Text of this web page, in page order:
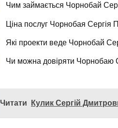
Чим займається Чорнобай
Ціна послуг Чорнобая Сергія
Які проекти веде Чорнобай
Чи можна довіряти Чорнобаю
Читати Кулик Сергій